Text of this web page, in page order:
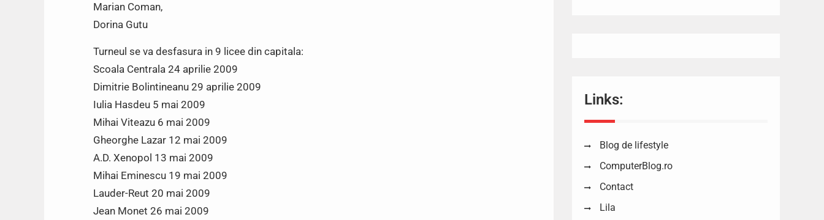
Marian Coman,
Dorina Gutu
Turneul se va desfasura in 9 licee din capitala:
Scoala Centrala 24 aprilie 2009
Dimitrie Bolintineanu 29 aprilie 2009
Iulia Hasdeu 5 mai 2009
Mihai Viteazu 6 mai 2009
Gheorghe Lazar 12 mai 2009
A.D. Xenopol 13 mai 2009
Mihai Eminescu 19 mai 2009
Lauder-Reut 20 mai 2009
Jean Monet 26 mai 2009
Links:
Blog de lifestyle
ComputerBlog.ro
Contact
Lila